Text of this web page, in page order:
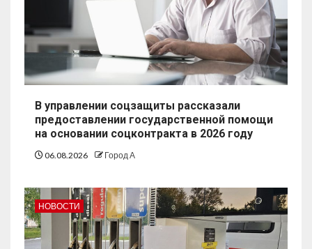
В управлении соцзащиты рассказали
предоставлении государственной помощи
на основании соцконтракта в 2026 году
06.08.2026 Город А
НОВОСТИ